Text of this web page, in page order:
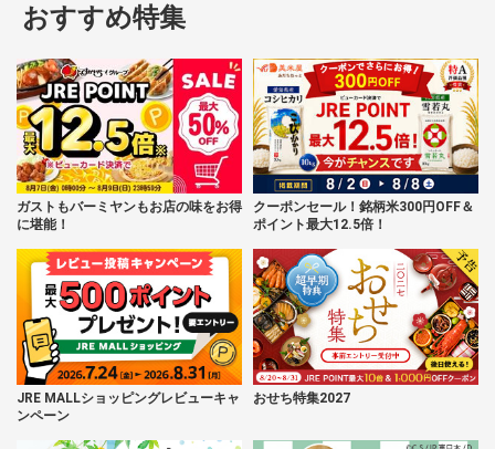
おすすめ特集
ガストもバーミヤンもお店の味をお得
に堪能！
クーポンセール！銘柄米300円OFF＆
ポイント最大12.5倍！
JRE MALLショッピングレビューキャ
ンペーン
おせち特集2027